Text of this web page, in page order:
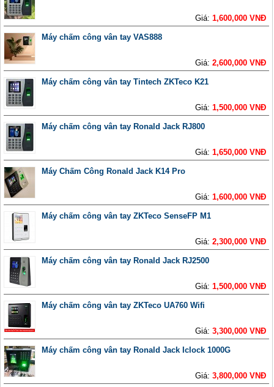
Giá:1,600,000 VNĐ
Máy chấm công vân tay VAS888
Giá:2,600,000 VNĐ
Máy chấm công vân tay Tintech ZKTeco K21
Giá:1,500,000 VNĐ
Máy chấm công vân tay Ronald Jack RJ800
Giá:1,650,000 VNĐ
Máy Chấm Công Ronald Jack K14 Pro
Giá:1,600,000 VNĐ
Máy chấm công vân tay ZKTeco SenseFP M1
Giá:2,300,000 VNĐ
Máy chấm công vân tay Ronald Jack RJ2500
Giá:1,500,000 VNĐ
Máy chấm công vân tay ZKTeco UA760 Wifi
Giá:3,300,000 VNĐ
Máy chấm công vân tay Ronald Jack Iclock 1000G
Giá:3,800,000 VNĐ